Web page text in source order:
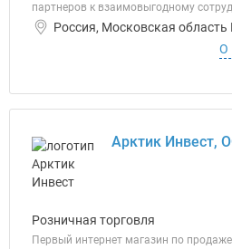
партнеров к взаимовыгодному
Россия, Московская
О
Арктик Инвест,
Розничная торговля
Первый интернет магазин по